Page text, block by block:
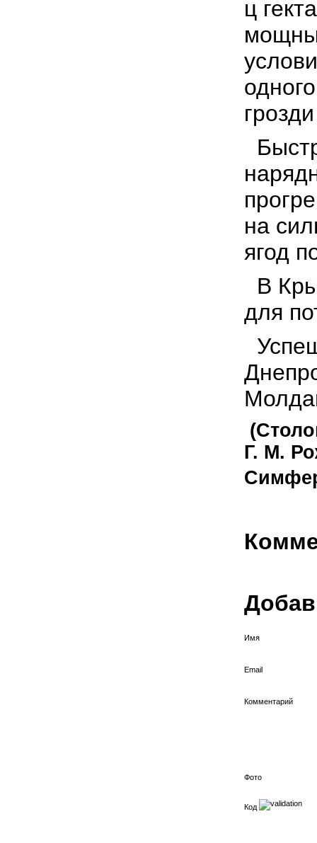
ц
на
ягод
В
для
Г. М.
Имя
Email
Комментарий
Фото
Код